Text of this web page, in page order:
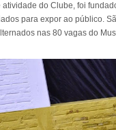
do Clube, foi
para expor ao público.
nas 80 vagas do